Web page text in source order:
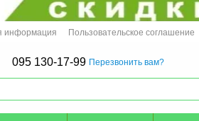
информация Пользовательское соглашение
095 130-17-99 Перезвонить вам?